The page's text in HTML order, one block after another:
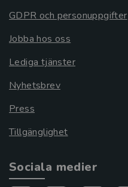
GDPR och personuppgifter
Jobba hos oss
Lediga tjänster
Nyhetsbrev
Press
Tillgänglighet
Sociala medier